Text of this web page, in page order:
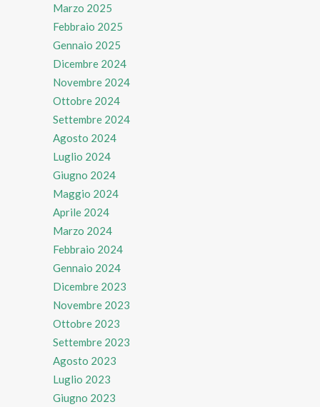
Marzo 2025
Febbraio 2025
Gennaio 2025
Dicembre 2024
Novembre 2024
Ottobre 2024
Settembre 2024
Agosto 2024
Luglio 2024
Giugno 2024
Maggio 2024
Aprile 2024
Marzo 2024
Febbraio 2024
Gennaio 2024
Dicembre 2023
Novembre 2023
Ottobre 2023
Settembre 2023
Agosto 2023
Luglio 2023
Giugno 2023